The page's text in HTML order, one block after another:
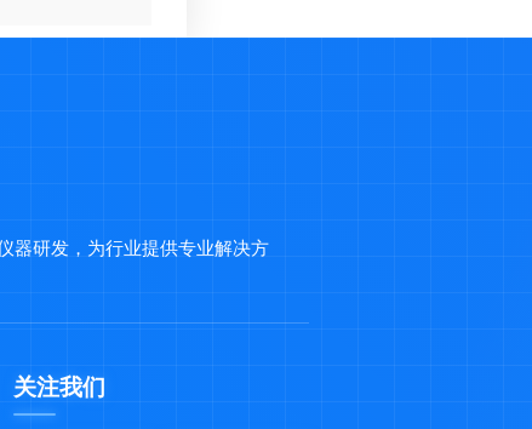
器研发，为行业提供专业解决方
关注我们